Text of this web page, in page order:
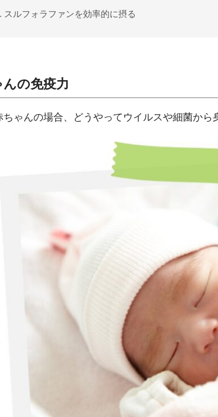
スルフォラファンを効率的に摂る
の免疫力
ちゃんの場合、どうやってウイルスや細菌か